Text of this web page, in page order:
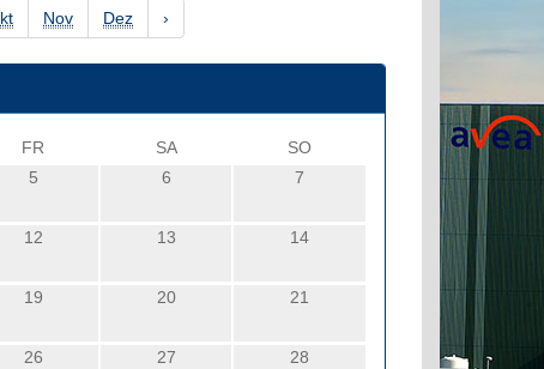
Nov Dez ›
FR SA
SO
5 6 7
12 13 14
19 20 21
26 27 28